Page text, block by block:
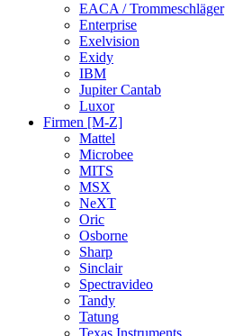
EACA / Trommeschläger
Enterprise
Exelvision
Exidy
IBM
Jupiter Cantab
Luxor
Firmen [M-Z]
Mattel
Microbee
MITS
MSX
NeXT
Oric
Osborne
Sharp
Sinclair
Spectravideo
Tandy
Tatung
Texas Instruments